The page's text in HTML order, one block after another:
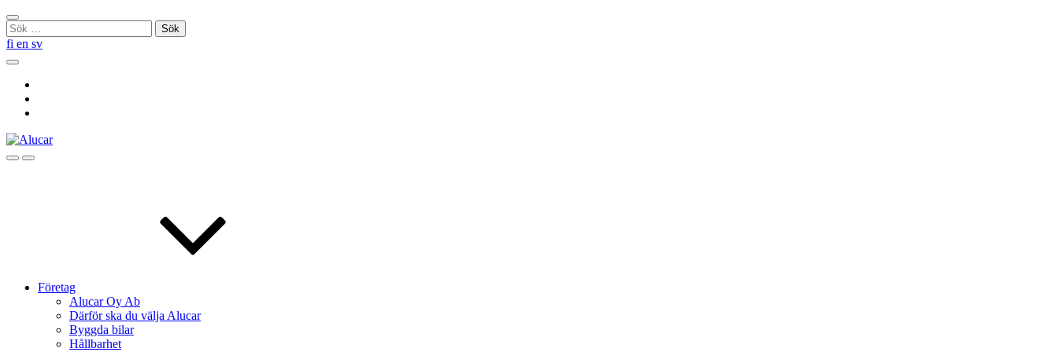
Skip
to
content
Stäng
sökningen
Sök
efter:
fi en sv
Sök
SökMenu
Företag
Alucar Oy Ab
Därför ska du välja Alucar
Byggda bilar
Hållbarhet